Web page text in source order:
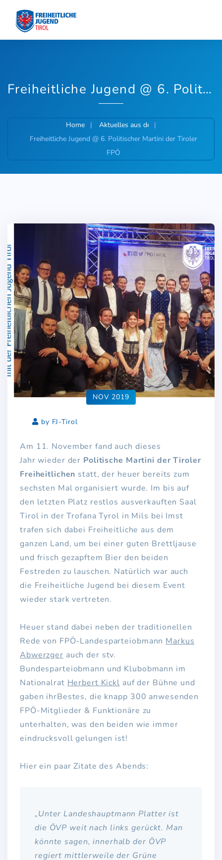
Freiheitliche Jugend @ 6. Politischer Martini der Tiroler FPÖ
Home
Aktuelles aus der Freiheitlichen Jugend
Freiheitliche Jugend @ 6. Politischer Martini der Tiroler
FPÖ
NOV 2019
by FJ-Tirol
Am 11. November fand auch dieses
Jahr wieder der Politische Martini der Tiroler
Freiheitlichen statt, der heuer bereits zum
sechsten Mal organisiert wurde. Im bis auf
den letzten Platz restlos ausverkauften Saal
Tirol in der Trofana Tyrol in Mils bei Imst
trafen sich dabei Freiheitliche aus dem
ganzen Land, um bei einer guten Brettljause
und frisch gezapftem Bier den beiden
Festreden zu lauschen. Natürlich war auch
die Freiheitliche Jugend bei diesem Event
wieder stark vertreten.
Heuer stand dabei neben der traditionellen
Rede von FPÖ-Landesparteiobmann Markus
Abwerzger auch der stv.
Bundesparteiobmann und Klubobmann im
Nationalrat Herbert Kickl auf der Bühne und
gaben ihrBestes, die knapp 300 anwesenden
FPÖ-Mitglieder & Funktionäre zu
unterhalten, was den beiden wie immer
eindrucksvoll gelungen ist!
Hier ein paar Zitate des Abends:
„Unter Landeshauptmann Platter ist
die ÖVP weit nach links gerückt. Man
könnte sagen, innerhalb der ÖVP
regiert mittlerweile der Grüne